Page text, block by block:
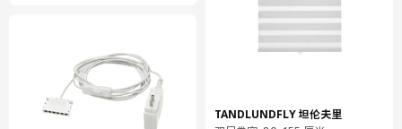
TANDLUNDFLY 坦伦夫里